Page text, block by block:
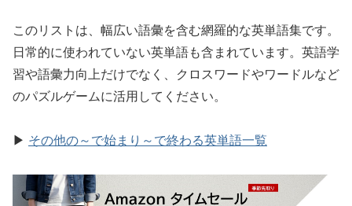
このリストは、幅広い語彙を含む網羅的な英単語集です。
日常的に使われていない英単語も含まれています。英語学
習や語彙力向上だけでなく、クロスワードやワードルなど
のパズルゲームに活用してください。
▶ その他の～で始まり～で終わる英単語一覧